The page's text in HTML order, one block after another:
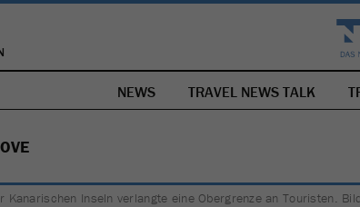
NEWS TRAVEL NEWS TALK
Kanarischen Inseln verlangte eine Obergrenze an Touristen.